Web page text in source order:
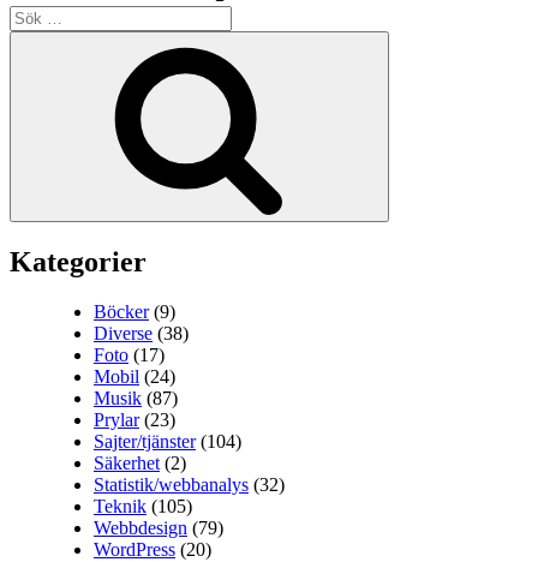
Sök
efter:
Kategorier
Böcker(9)
Diverse (38)
Foto (17)
Mobil (24)
Musik (87)
Prylar(23)
Sajter/tjänster(104)
Säkerhet(2)
Statistik/webbanalys (32)
Teknik (105)
Webbdesign (79)
WordPress (20)